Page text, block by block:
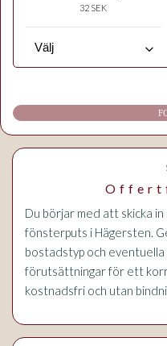
32 SEK
keyboard_arrow_down
Du börjar med att skicka
fönsterputs i Hägersten.
bostadstyp och
förutsättningar för ett
kostnadsfri och utan